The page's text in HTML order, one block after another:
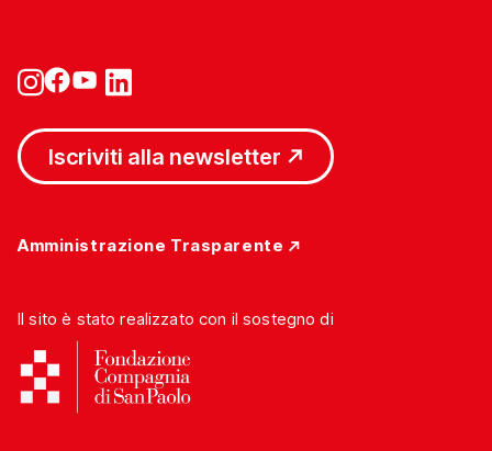
Iscriviti alla newsletter
Amministrazione Trasparente
Il sito è stato realizzato con il sostegno di